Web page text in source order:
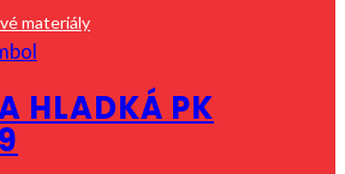
materiály
HLADKÁ PK